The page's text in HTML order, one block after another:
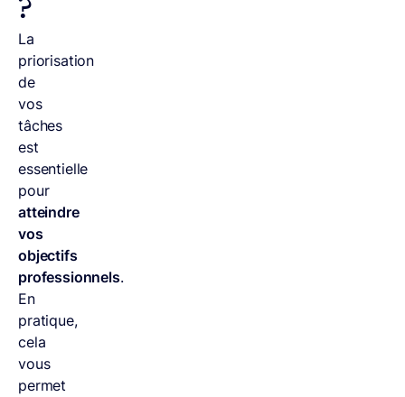
?
La
priorisation
de
vos
tâches
est
essentielle
pour
atteindre
vos
objectifs
professionnels.
En
pratique,
cela
vous
permet